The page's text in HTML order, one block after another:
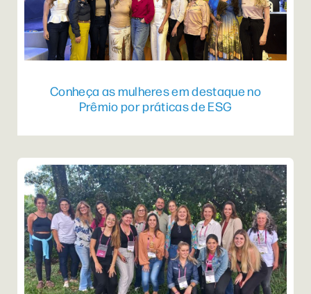
Conheça as mulheres em destaque no
Prêmio por práticas de ESG